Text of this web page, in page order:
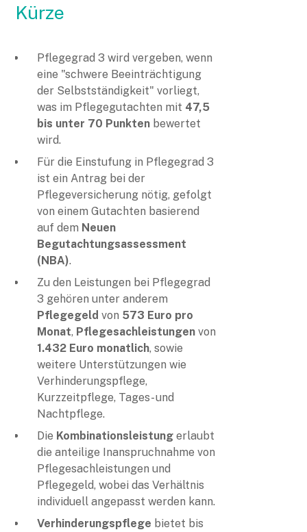
Kürze
Pflegegrad 3 wird vergeben, wenn
eine "schwere Beeinträchtigung
der Selbstständigkeit" vorliegt,
was im Pflegegutachten mit 47,5
bis unter 70 Punkten bewertet
wird.
Für die Einstufung in Pflegegrad 3
ist ein Antrag bei der
Pflegeversicherung nötig, gefolgt
von einem Gutachten basierend
auf dem Neuen
Begutachtungsassessment
(NBA).
Zu den Leistungen bei Pflegegrad
3 gehören unter anderem
Pflegegeld von 573 Euro pro
Monat, Pflegesachleistungen von
1.432 Euro monatlich, sowie
weitere Unterstützungen wie
Verhinderungspflege,
Kurzzeitpflege, Tages- und
Nachtpflege.
Die Kombinationsleistung erlaubt
die anteilige Inanspruchnahme von
Pflegesachleistungen und
Pflegegeld, wobei das Verhältnis
individuell angepasst werden kann.
Verhinderungspflege bietet bis